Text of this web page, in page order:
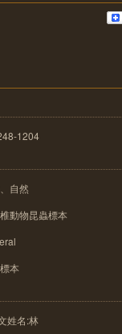
1204
自然
動物昆蟲標本
本
姓名:林